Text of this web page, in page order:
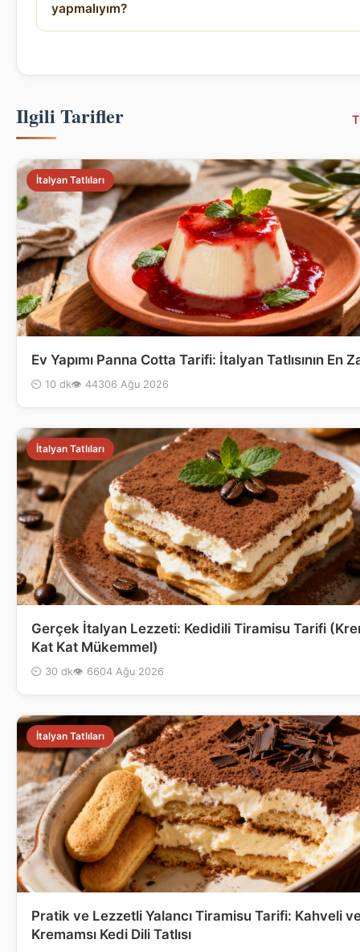
yapmalıyım?
Ilgili Tarifler
İtalyan Tatlıları
Ev Yapımı Panna Cotta Tarifi: İtalyan Tatlısının En
⏲ 10 dk👁 44306 Ağu 2026
İtalyan Tatlıları
Gerçek İtalyan Lezzeti: Kedidili Tiramisu Tarifi
Kat Kat Mükemmel)
⏲ 30 dk👁 6604 Ağu 2026
İtalyan Tatlıları
Pratik ve Lezzetli Yalancı Tiramisu Tarifi: Kahveli
Kremamsı Kedi Dili Tatlısı